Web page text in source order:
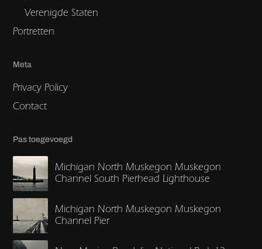
Verenigde Staten
Portretten
Meta
Privacy Policy
Contact
Pas toegevoegd
Michigan North Muskegon Muskegon
Channel South Pierhead Lighthouse
Michigan North Muskegon Muskegon
Channel Pier